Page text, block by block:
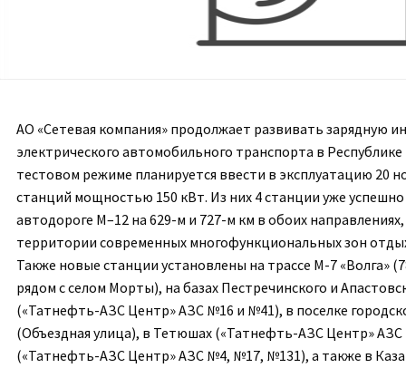
АО «Сетевая компания» продолжает развивать зарядную
электрического автомобильного транспорта в
тестовом режиме планируется ввести в эксплуатацию 20
станций мощностью 150 кВт. Из них 4 станции уже
автодороге М–12 на 629-м и 727-м км в обоих направлениях
территории современных многофункциональных зон
Также новые станции установлены на трассе М-7 «Волга»
рядом с селом Морты), на базах Пестречинского и
(«Татнефть-АЗС Центр» АЗС №16 и №41), в поселке
(Объездная улица), в Тетюшах («Татнефть-АЗС Центр»
(«Татнефть-АЗС Центр» АЗС №4, №17, №131), а также в